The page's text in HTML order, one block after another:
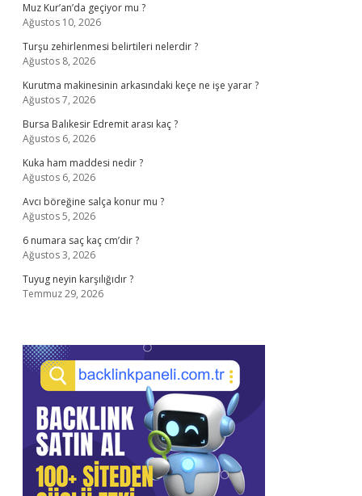
Muz Kur’an’da geçiyor mu ?
Ağustos 10, 2026
Turşu zehirlenmesi belirtileri nelerdir ?
Ağustos 8, 2026
Kurutma makinesinin arkasındaki keçe ne işe yarar ?
Ağustos 7, 2026
Bursa Balıkesir Edremit arası kaç ?
Ağustos 6, 2026
Kuka ham maddesi nedir ?
Ağustos 6, 2026
Avcı böreğine salça konur mu ?
Ağustos 5, 2026
6 numara saç kaç cm’dir ?
Ağustos 3, 2026
Tuyug neyin karşılığıdır ?
Temmuz 29, 2026